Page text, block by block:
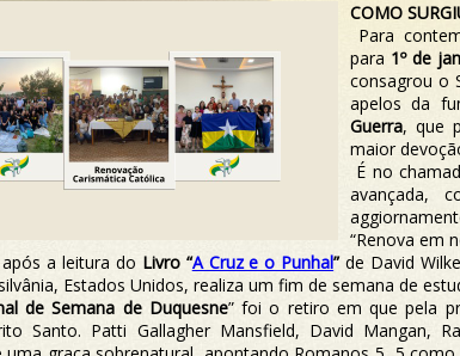
COMO
Para
para 1º de
consagrou o
apelos da
Guerra, que
maior
É no
avançada,
“Renova em
a leitura do Livro “A Cruz e o Punhal”de David
Estados Unidos, realiza um fim de semana de
de Semana de Duquesne” foi o retiro em que pela
Santo. Patti Gallagher Mansfield, David Mangan,